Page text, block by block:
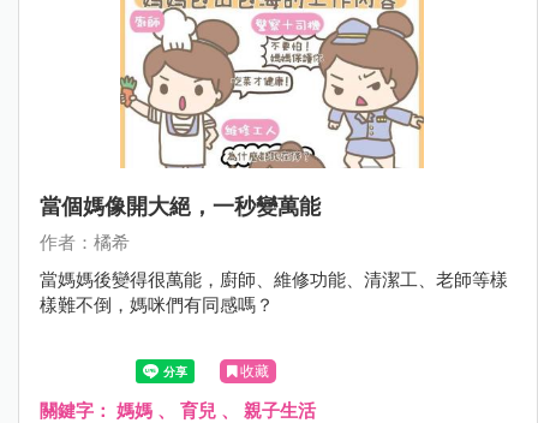
當個媽像開大絕，一秒變萬能
作者：橘希
當媽媽後變得很萬能，廚師、維修功能、清潔工、老師等樣
樣難不倒，媽咪們有同感嗎？
收藏
關鍵字： 媽媽 、 育兒 、 親子生活